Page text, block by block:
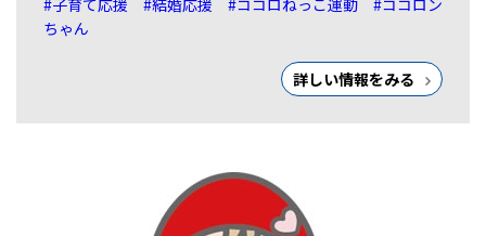
#子育て応援 #結婚応援 #ココロねっこ運動
#ココロン
ちゃん
詳しい情報をみる